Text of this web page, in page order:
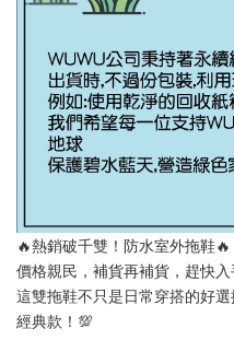
🔥熱銷破千雙！防水室外拖鞋🔥
價格親民，補貨再補貨，趕快入
這雙拖鞋不只是日常穿搭的好
經典款！💯